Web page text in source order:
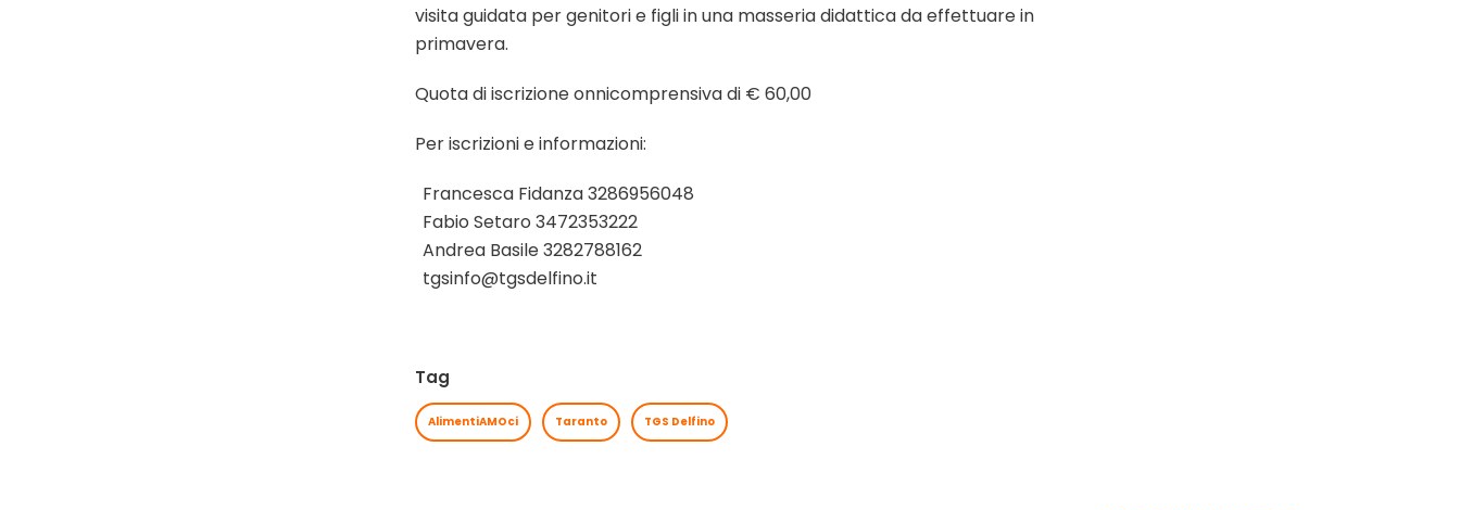
visita guidata per genitori e figli in una masseria didattica da effettuare in
primavera.
Quota di iscrizione onnicomprensiva di € 60,00
Per iscrizioni e informazioni:
Francesca Fidanza 3286956048
Fabio Setaro 3472353222
Andrea Basile 3282788162
tgsinfo@tgsdelfino.it
Tag
AlimentiAMOci Taranto TGS Delfino